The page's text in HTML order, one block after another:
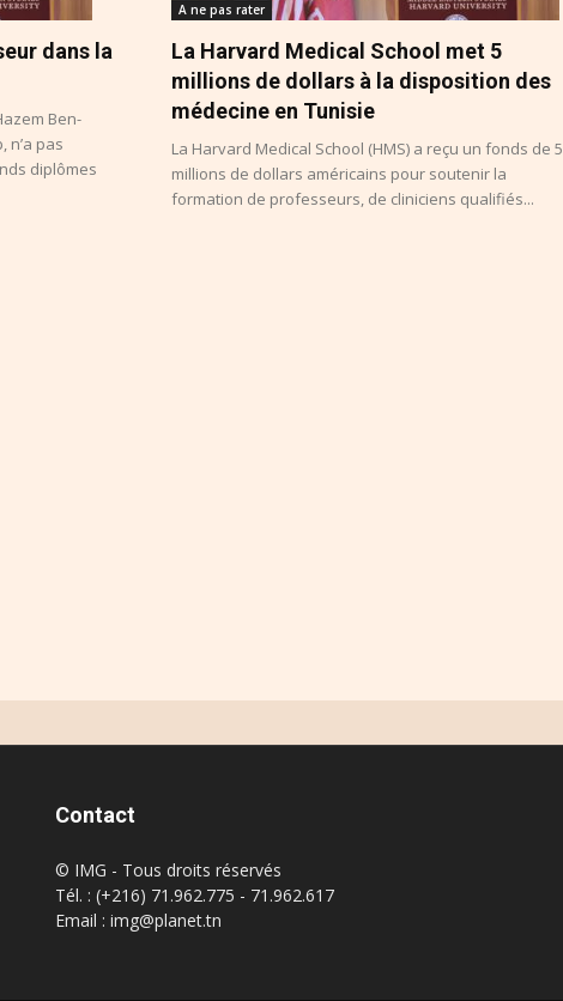
dans la
Ben-
n’a pas
diplômes
A ne pas rater
La Harvard Medical School met 5
millions de dollars à la disposition des
médecine en Tunisie
La Harvard Medical School (HMS) a reçu un fonds de 5
millions de dollars américains pour soutenir la
formation de professeurs, de cliniciens qualifiés...
Contact
© IMG - Tous droits réservés
Tél. : (+216) 71.962.775 - 71.962.617
Email : img@planet.tn